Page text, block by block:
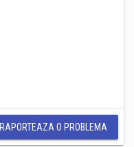
RAPORTEAZA O PROBLEMA